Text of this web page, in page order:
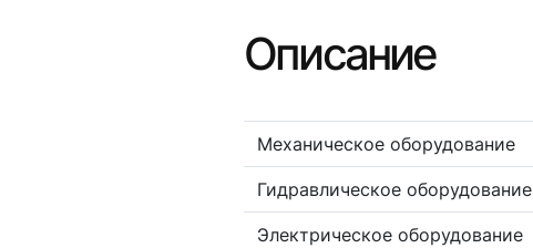
Описание
Механическое оборудование
Гидравлическое оборудование
Электрическое оборудование